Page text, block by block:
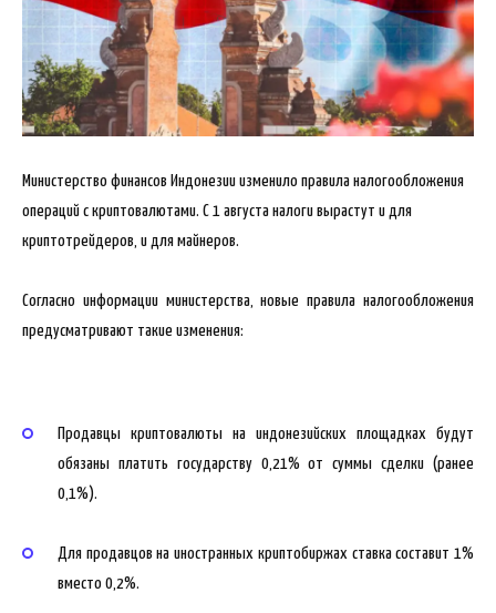
Министерство финансов Индонезии изменило правила налогообложения
операций с криптовалютами. С 1 августа налоги вырастут и для
криптотрейдеров, и для майнеров.
Согласно информации министерства, новые правила налогообложения
предусматривают такие изменения:
Продавцы криптовалюты на индонезийских площадках будут
обязаны платить государству 0,21% от суммы сделки (ранее
0,1%).
Для продавцов на иностранных криптобиржах ставка составит 1%
вместо 0,2%.